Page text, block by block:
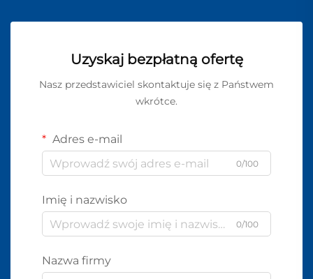
Uzyskaj bezpłatną ofertę
Nasz przedstawiciel skontaktuje się z Państwem
wkrótce.
Adres e-mail
0/100
Imię i nazwisko
0/100
Nazwa firmy